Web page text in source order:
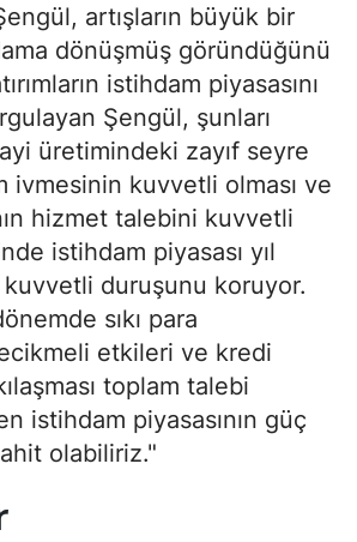
artışların büyük bir
dönüşmüş göründüğünü
istihdam piyasasını
Şengül, şunları
üretimindeki zayıf seyre
ivmesinin kuvvetli olması ve
hizmet talebini kuvvetli
istihdam piyasası yıl
kuvvetli duruşunu koruyor.
sıkı para
etkileri ve kredi
toplam talebi
istihdam piyasasının güç
olabiliriz."